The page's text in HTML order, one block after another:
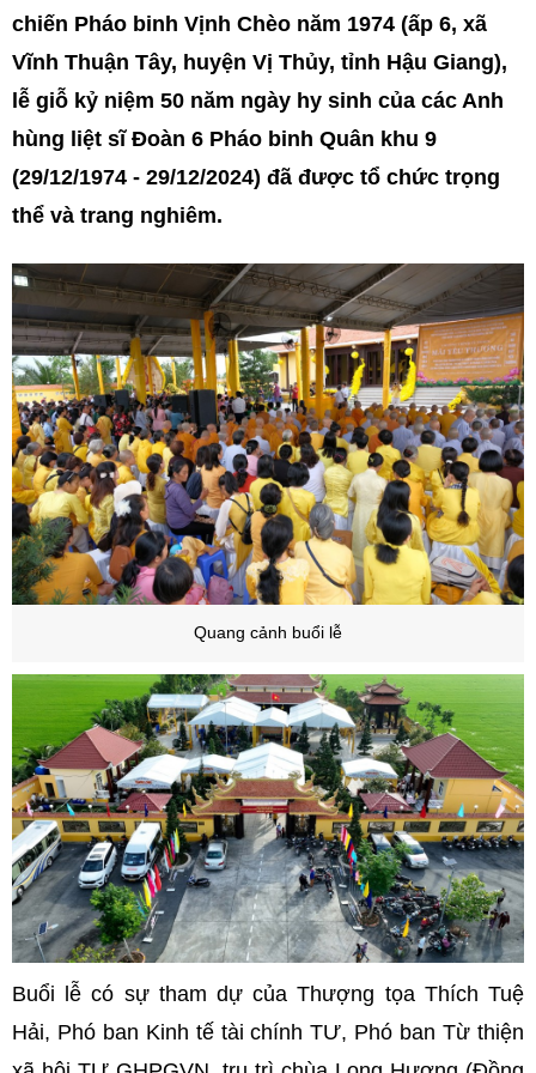
chiến Pháo binh Vịnh Chèo năm 1974 (ấp 6, xã
Vĩnh Thuận Tây, huyện Vị Thủy, tỉnh Hậu Giang),
lễ giỗ kỷ niệm 50 năm ngày hy sinh của các Anh
hùng liệt sĩ Đoàn 6 Pháo binh Quân khu 9
(29/12/1974 - 29/12/2024) đã được tổ chức trọng
thể và trang nghiêm.
Quang cảnh buổi lễ
Buổi lễ có sự tham dự của Thượng tọa Thích Tuệ
Hải, Phó ban Kinh tế tài chính TƯ, Phó ban Từ thiện